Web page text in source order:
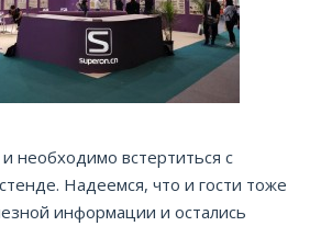
необходимо встертиться с
Надеемся, что и гости тоже
информации и остались